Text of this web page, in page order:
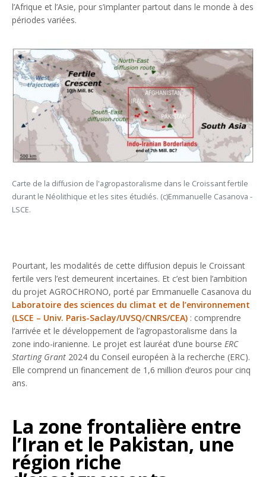
l’Afrique et l’Asie, pour s’implanter partout dans le monde à des
périodes variées.
Carte de la diffusion de l'agropastoralisme dans le Croissant fertile
durant le Néolithique et les sites étudiés. (c)Emmanuelle Casanova -
LSCE.
Pourtant, les modalités de cette diffusion depuis le Croissant
fertile vers l’est demeurent incertaines. Et c’est bien l’ambition
du projet AGROCHRONO, porté par Emmanuelle Casanova du
Laboratoire des sciences du climat et de l’environnement
(LSCE – Univ. Paris-Saclay/UVSQ/CNRS/CEA) : comprendre
l’arrivée et le développement de l’agropastoralisme dans la
zone indo-iranienne. Le projet est lauréat d’une bourse ERC
Starting Grant 2024 du Conseil européen à la recherche (ERC).
Elle comprend un financement de 1,6 million d’euros pour cinq
ans.
La zone frontalière entre
l’Iran et le Pakistan, une
région riche